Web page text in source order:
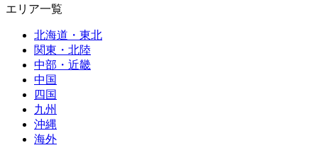
エリア一覧
北海道・東北
関東・北陸
中部・近畿
中国
四国
九州
沖縄
海外